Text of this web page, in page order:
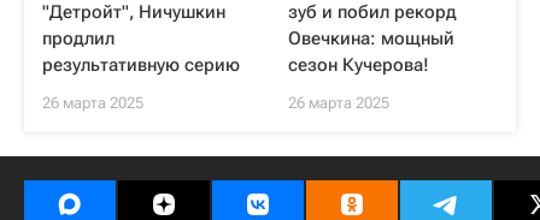
"Детройт", Ничушкин
продлил
результативную серию
26 марта 2025
зуб и побил рекорд
Овечкина: мощный
сезон Кучерова!
26 марта 2025